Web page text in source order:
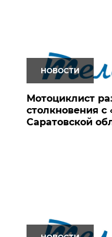
НОВОСТИ
Мотоциклист
столкновения с
Саратовской